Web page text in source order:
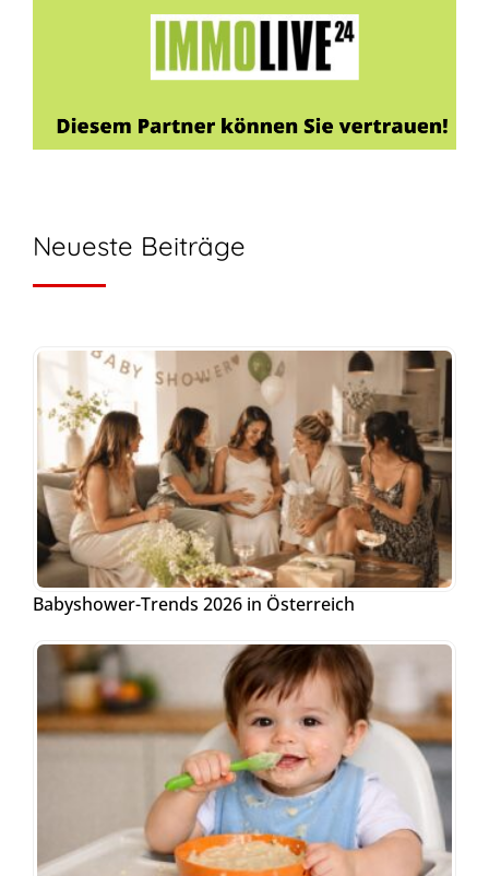
Neueste Beiträge
Babyshower-Trends 2026 in Österreich